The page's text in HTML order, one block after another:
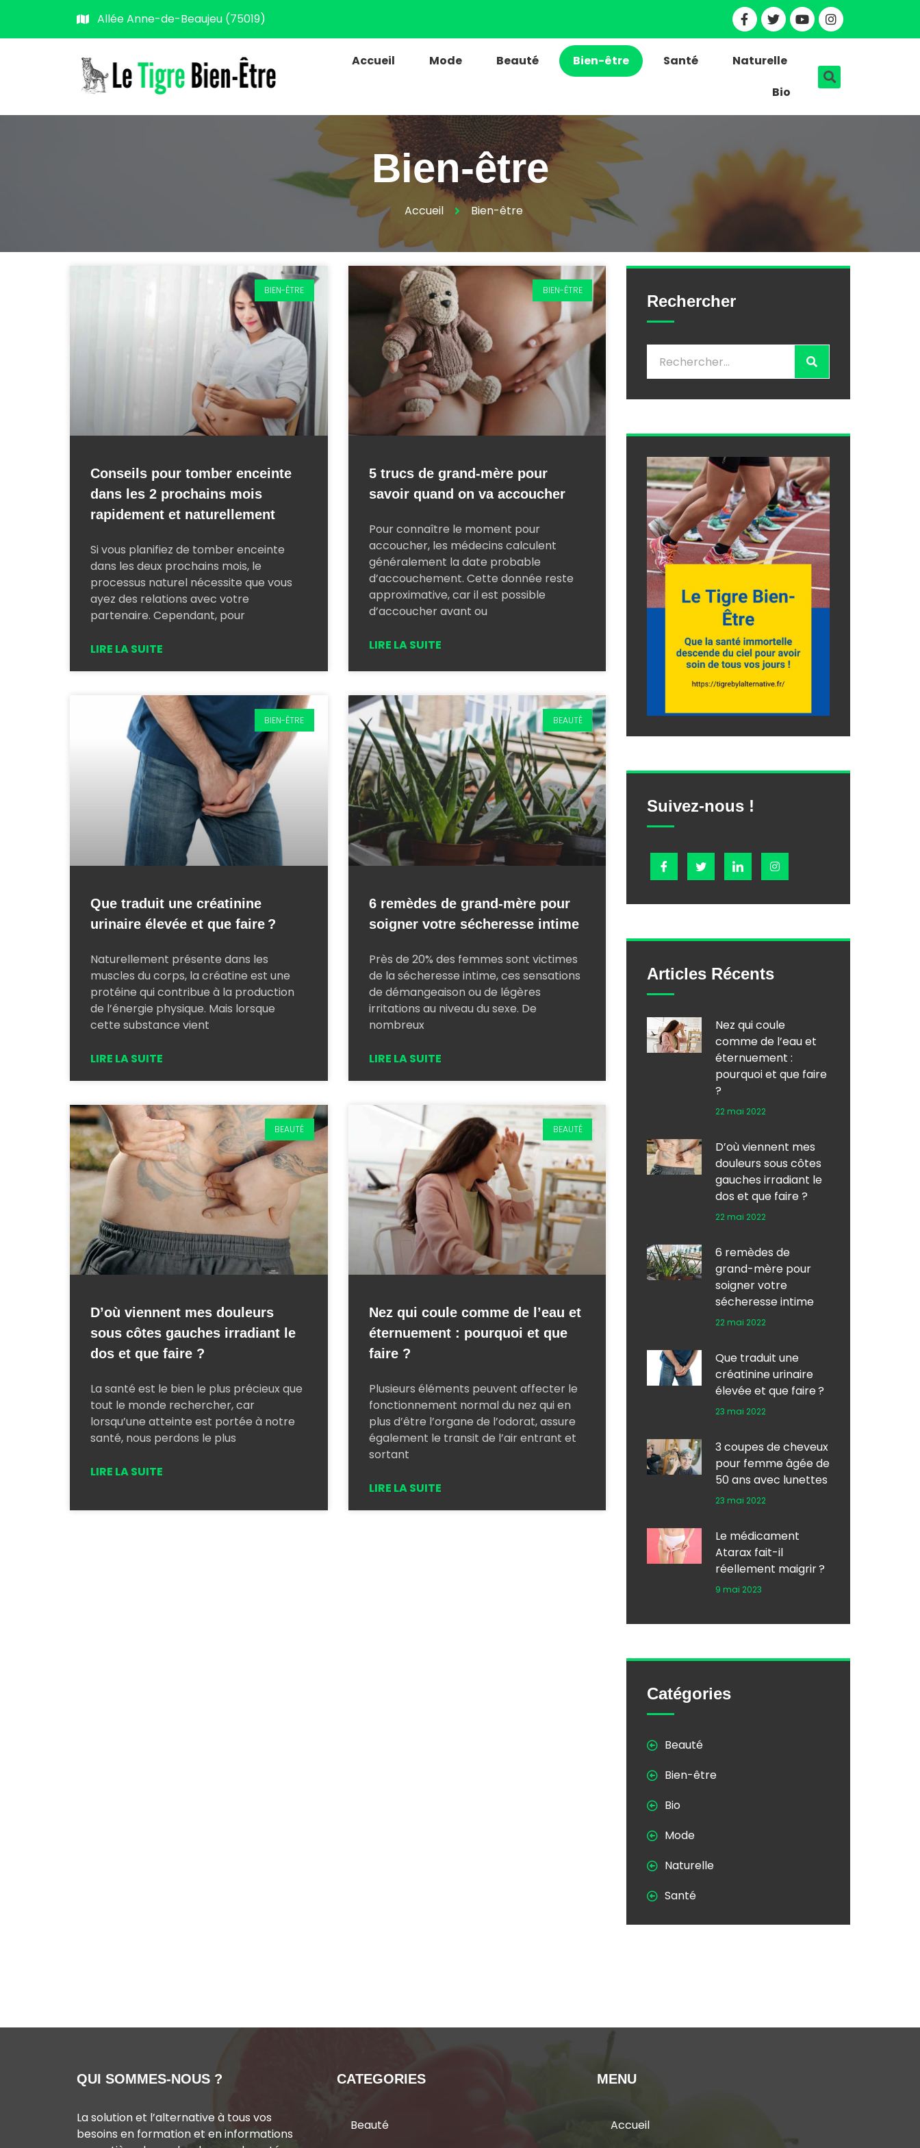
Allée Anne-de-Beaujeu (75019)
Accueil Mode Beauté Bien-être Santé
Naturelle
Bio
Bien-être
Accueil Bien-être
BIEN-ÊTRE
Conseils pour tomber enceinte
dans les 2 prochains mois
rapidement et naturellement
Si vous planifiez de tomber enceinte
dans les deux prochains mois, le
processus naturel nécessite que vous
ayez des relations avec votre
partenaire. Cependant, pour
LIRE LA SUITE
BIEN-ÊTRE
5 trucs de grand-mère pour
savoir quand on va accoucher
Pour connaître le moment pour
accoucher, les médecins calculent
généralement la date probable
d’accouchement. Cette donnée reste
approximative, car il est possible
d’accoucher avant ou
LIRE LA SUITE
BIEN-ÊTRE
Que traduit une créatinine
urinaire élevée et que faire ?
Naturellement présente dans les
muscles du corps, la créatine est une
protéine qui contribue à la production
de l’énergie physique. Mais lorsque
cette substance vient
LIRE LA SUITE
BEAUTÉ
6 remèdes de grand-mère pour
soigner votre sécheresse intime
Près de 20% des femmes sont victimes
de la sécheresse intime, ces sensations
de démangeaison ou de légères
irritations au niveau du sexe. De
nombreux
LIRE LA SUITE
BEAUTÉ
D’où viennent mes douleurs
sous côtes gauches irradiant le
dos et que faire ?
La santé est le bien le plus précieux que
tout le monde rechercher, car
lorsqu’une atteinte est portée à notre
santé, nous perdons le plus
LIRE LA SUITE
BEAUTÉ
Nez qui coule comme de l’eau et
éternuement : pourquoi et que
faire ?
Plusieurs éléments peuvent affecter le
fonctionnement normal du nez qui en
plus d’être l’organe de l’odorat, assure
également le transit de l’air entrant et
sortant
LIRE LA SUITE
Rechercher
Suivez-nous !
Articles Récents
Nez qui coule
comme de l’eau et
éternuement :
pourquoi et que faire
?
22 mai 2022
D’où viennent mes
douleurs sous côtes
gauches irradiant le
dos et que faire ?
22 mai 2022
6 remèdes de
grand-mère pour
soigner votre
sécheresse intime
22 mai 2022
Que traduit une
créatinine urinaire
élevée et que faire ?
23 mai 2022
3 coupes de cheveux
pour femme âgée de
50 ans avec lunettes
23 mai 2022
Le médicament
Atarax fait-il
réellement maigrir ?
9 mai 2023
Catégories
Beauté
Bien-être
Bio
Mode
Naturelle
Santé
QUI SOMMES-NOUS ?
La solution et l’alternative à tous vos
besoins en formation et en informations
CATEGORIES
Beauté
MENU
Accueil